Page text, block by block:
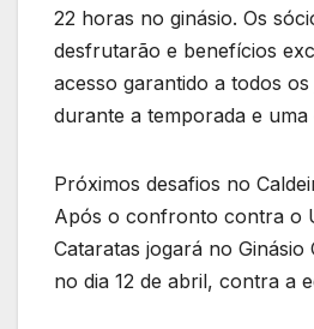
22 horas no ginásio. Os
desfrutarão e benefícios
acesso garantido a todos
durante a temporada e uma
Próximos desafios no
Após o confronto contra o
Cataratas jogará no Ginásio
no dia 12 de abril, contra a